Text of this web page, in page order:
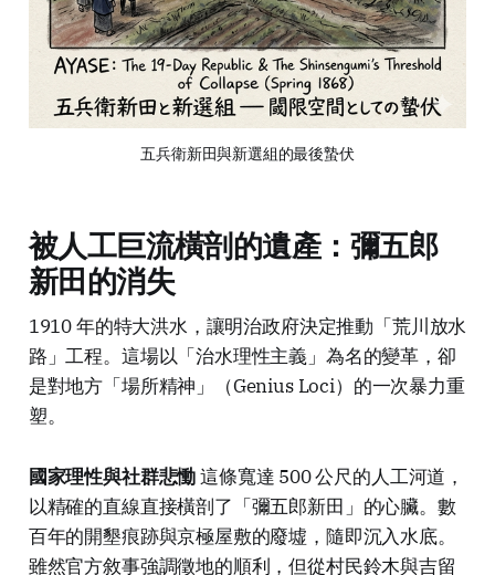
五兵衛新田與新選組的最後蟄伏
被人工巨流橫剖的遺產：彌五郎
新田的消失
1910 年的特大洪水，讓明治政府決定推動「荒川放水
路」工程。這場以「治水理性主義」為名的變革，卻
是對地方「場所精神」（Genius Loci）的一次暴力重
塑。
國家理性與社群悲慟這條寬達 500 公尺的人工河道，
以精確的直線直接橫剖了「彌五郎新田」的心臟。數
百年的開墾痕跡與京極屋敷的廢墟，隨即沉入水底。
雖然官方敘事強調徵地的順利，但從村民鈴木與吉留